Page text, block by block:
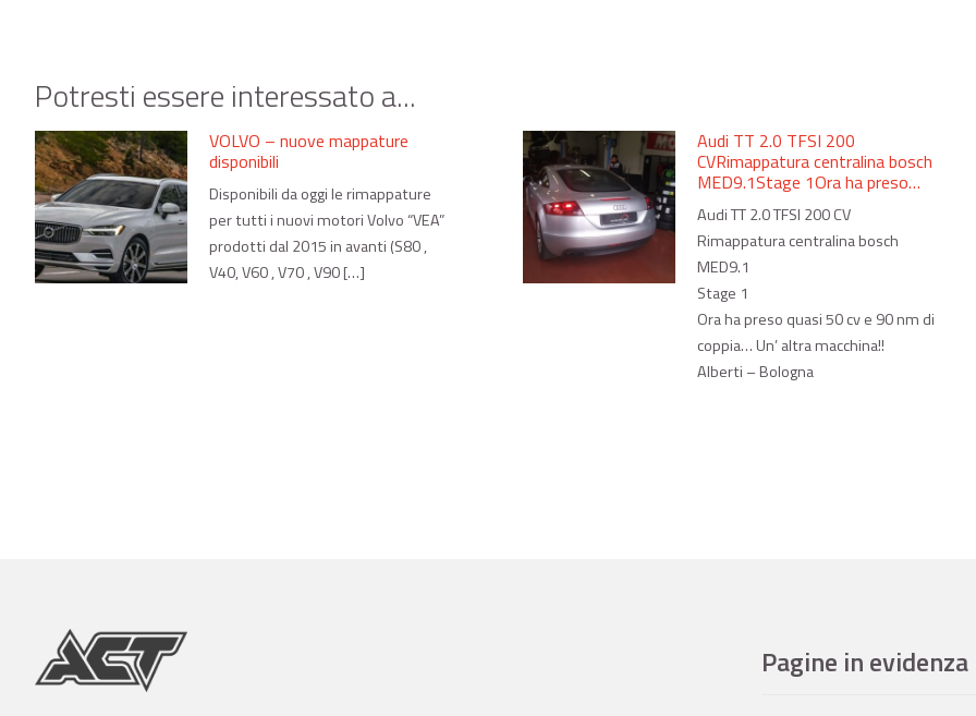
Potresti essere interessato a...
VOLVO – nuove mappature
disponibili
Disponibili da oggi le rimappature
per tutti i nuovi motori Volvo “VEA”
prodotti dal 2015 in avanti (S80 ,
V40, V60 , V70 , V90 […]
Audi TT 2.0 TFSI 200
CVRimappatura centralina bosch
MED9.1Stage 1Ora ha preso…
Audi TT 2.0 TFSI 200 CV
Rimappatura centralina bosch
MED9.1
Stage 1
Ora ha preso quasi 50 cv e 90 nm di
coppia… Un’ altra macchina!!
Alberti – Bologna
Pagine in evidenza